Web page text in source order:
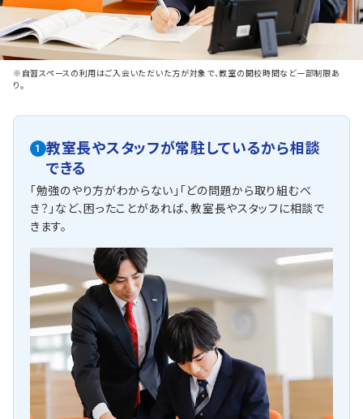
※自習スペースの利用はご入会いただいた方が対象で、教室の開校時間など一部制限あ
り。
1
教室長やスタッフが常駐しているから相談
できる
「勉強のやり方がわからない」「どの問題から取り組むべ
き？」など、困ったことがあれば、教室長やスタッフに相談で
きます。